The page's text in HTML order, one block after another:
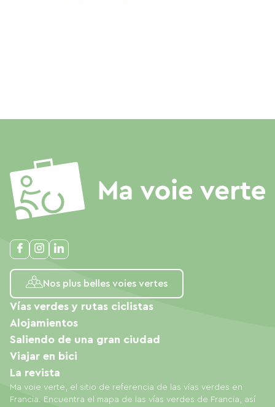
Nos plus belles voies vertes
Ma voie verte, el sitio de referencia de las vías verdes en
Francia. Encuentra el mapa de las vías verdes de Francia, así
Vías verdes y rutas ciclistas
Alojamientos
Saliendo de una gran ciudad
Viajar en bici
La revista